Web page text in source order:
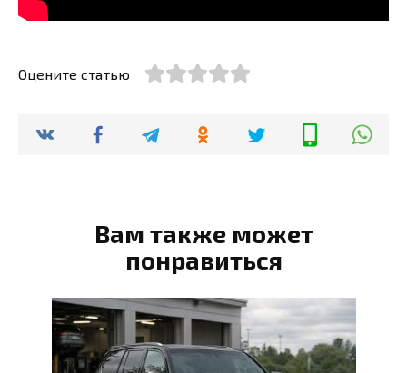
Оцените статью
Вам также может
понравиться